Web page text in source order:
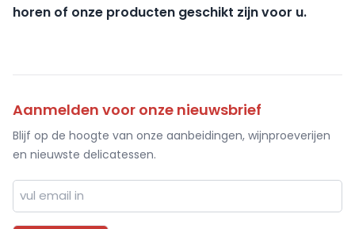
horen of onze producten geschikt zijn voor u.
Aanmelden voor onze nieuwsbrief
Blijf op de hoogte van onze aanbeidingen, wijnproeverijen
en nieuwste delicatessen.